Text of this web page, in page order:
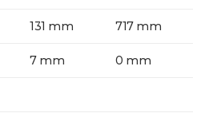
131 mm 717 mm
7 mm 0 mm